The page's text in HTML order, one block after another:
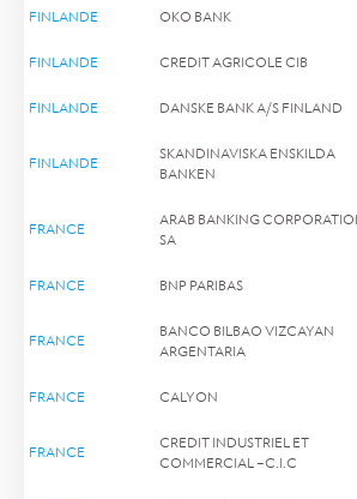
FINLANDE OKO BANK
FINLANDE CREDIT AGRICOLE CIB
FINLANDE DANSKE BANK A/S FINLAND
FINLANDE
SKANDINAVISKA ENSKILDA
BANKEN
FRANCE
ARAB BANKING
SA
FRANCE BNP PARIBAS
FRANCE
BANCO BILBAO VIZCAYAN
ARGENTARIA
FRANCE CALYON
FRANCE
CREDIT INDUSTRIEL ET
COMMERCIAL –C.I.C